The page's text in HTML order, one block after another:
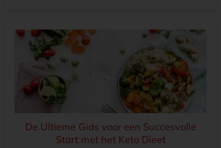
De Ultieme Gids voor een Succesvolle
Start met het Keto Dieet